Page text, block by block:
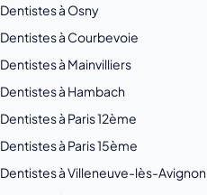
Dentistes à Osny
Dentistes à Courbevoie
Dentistes à Mainvilliers
Dentistes à Hambach
Dentistes à Paris 12ème
Dentistes à Paris 15ème
Dentistes à Villeneuve-lès-Avignon